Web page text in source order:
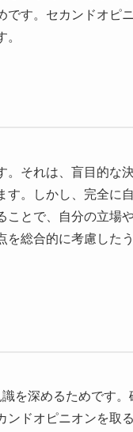
す。セカンドオピ
それは、盲目的な
す。しかし、完全に
とで、自分の立場
総合的に考慮した
を深めるためです
ドオピニオンを取